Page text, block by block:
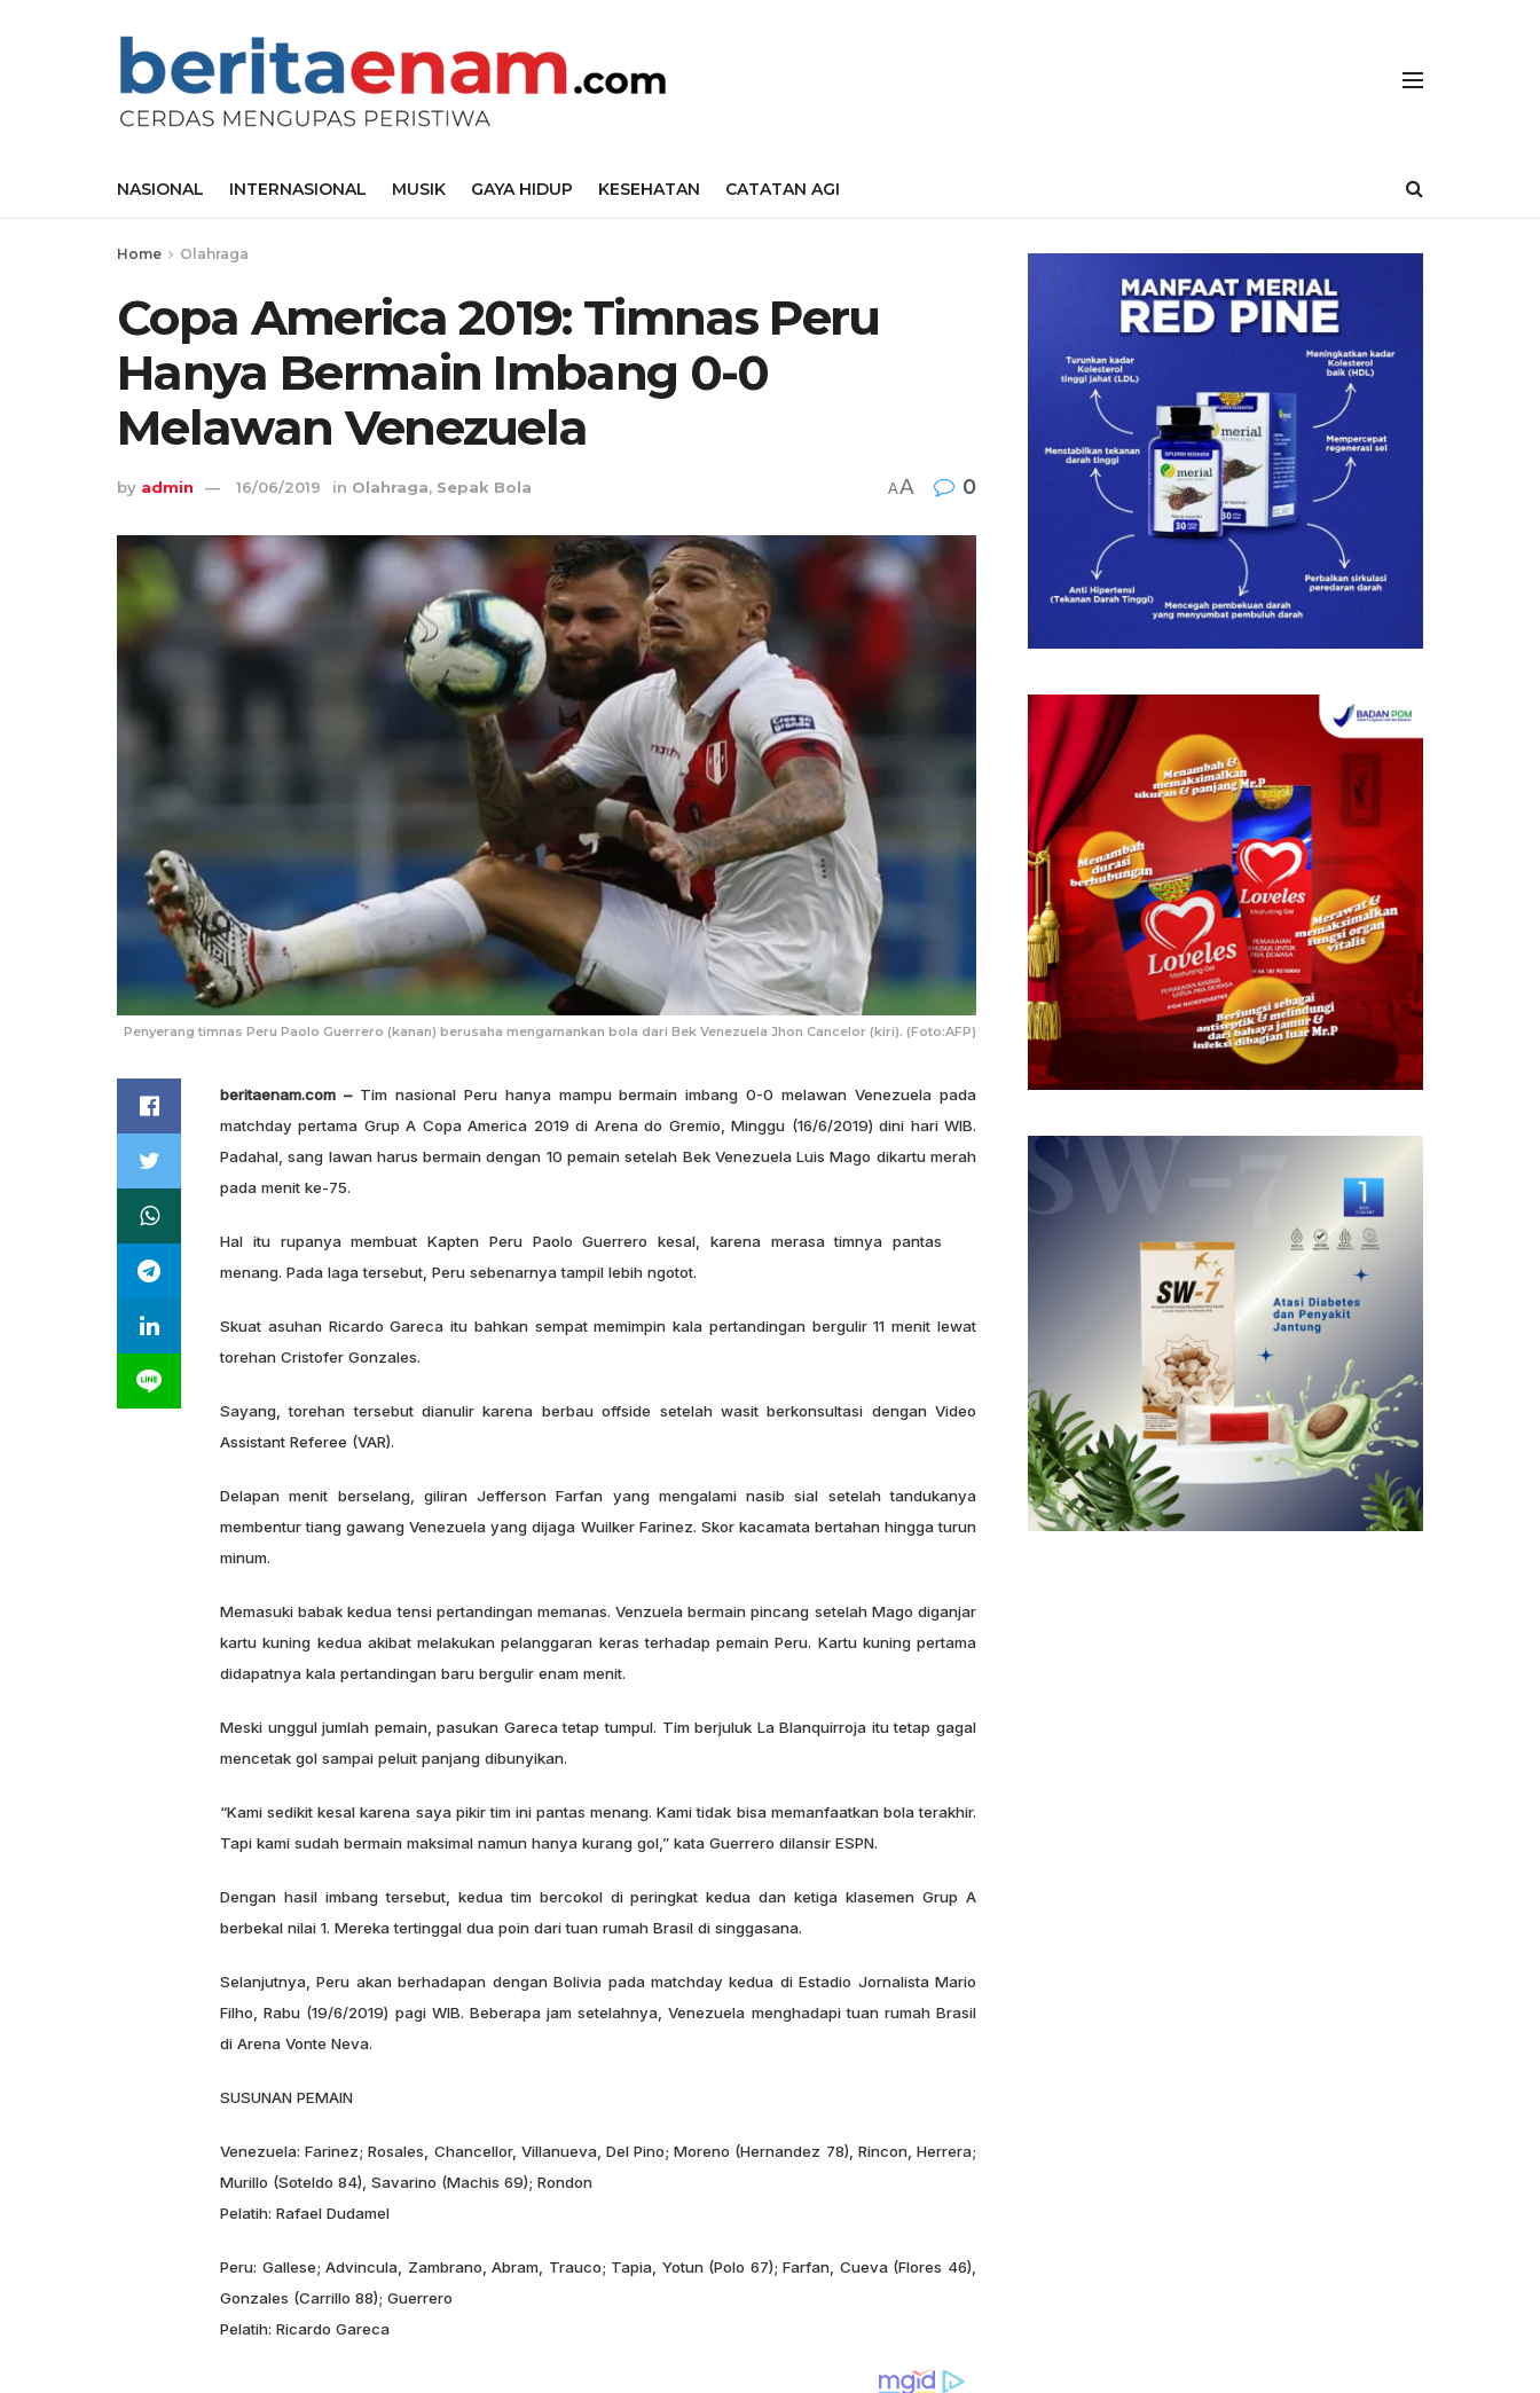
NASIONAL INTERNASIONAL MUSIK GAYA HIDUP KESEHATAN CATATAN AGI
Home Olahraga
Copa America 2019: Timnas Peru
Hanya Bermain Imbang 0-0
Melawan Venezuela
by admin 16/06/2019 in Olahraga, Sepak Bola AA 0
Penyerang timnas Peru Paolo Guerrero (kanan) berusaha mengamankan bola dari Bek Venezuela Jhon Cancelor (kiri). (Foto:AFP)
beritaenam.com –Tim nasional Peru hanya mampu bermain imbang 0-0 melawan Venezuela pada
matchday pertama Grup A Copa America 2019 di Arena do Gremio, Minggu (16/6/2019) dini hari WIB.
Padahal, sang lawan harus bermain dengan 10 pemain setelah Bek Venezuela Luis Mago dikartu merah
pada menit ke-75.
Hal itu rupanya membuat Kapten Peru Paolo Guerrero kesal, karena merasa timnya pantas
menang. Pada laga tersebut, Peru sebenarnya tampil lebih ngotot.
Skuat asuhan Ricardo Gareca itu bahkan sempat memimpin kala pertandingan bergulir 11 menit lewat
torehan Cristofer Gonzales.
Sayang, torehan tersebut dianulir karena berbau offside setelah wasit berkonsultasi dengan Video
Assistant Referee (VAR).
Delapan menit berselang, giliran Jefferson Farfan yang mengalami nasib sial setelah tandukanya
membentur tiang gawang Venezuela yang dijaga Wuilker Farinez. Skor kacamata bertahan hingga turun
minum.
Memasuki babak kedua tensi pertandingan memanas. Venzuela bermain pincang setelah Mago diganjar
kartu kuning kedua akibat melakukan pelanggaran keras terhadap pemain Peru. Kartu kuning pertama
didapatnya kala pertandingan baru bergulir enam menit.
Meski unggul jumlah pemain, pasukan Gareca tetap tumpul. Tim berjuluk La Blanquirroja itu tetap gagal
mencetak gol sampai peluit panjang dibunyikan.
“Kami sedikit kesal karena saya pikir tim ini pantas menang. Kami tidak bisa memanfaatkan bola terakhir.
Tapi kami sudah bermain maksimal namun hanya kurang gol,” kata Guerrero dilansir ESPN.
Dengan hasil imbang tersebut, kedua tim bercokol di peringkat kedua dan ketiga klasemen Grup A
berbekal nilai 1. Mereka tertinggal dua poin dari tuan rumah Brasil di singgasana.
Selanjutnya, Peru akan berhadapan dengan Bolivia pada matchday kedua di Estadio Jornalista Mario
Filho, Rabu (19/6/2019) pagi WIB. Beberapa jam setelahnya, Venezuela menghadapi tuan rumah Brasil
di Arena Vonte Neva.
SUSUNAN PEMAIN
Venezuela:Farinez; Rosales, Chancellor, Villanueva, Del Pino; Moreno (Hernandez 78), Rincon, Herrera;
Murillo (Soteldo 84), Savarino (Machis 69); Rondon
Pelatih: Rafael Dudamel
Peru: Gallese; Advincula, Zambrano, Abram, Trauco; Tapia, Yotun (Polo 67); Farfan, Cueva (Flores 46),
Gonzales (Carrillo 88); Guerrero
Pelatih: Ricardo Gareca